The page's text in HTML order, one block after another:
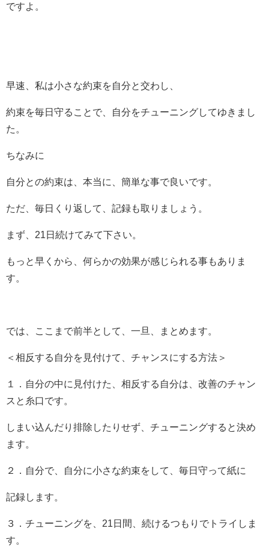
ですよ。
早速、私は小さな約束を自分と交わし、
約束を毎日守ることで、自分をチューニングしてゆきまし
た。
ちなみに
自分との約束は、本当に、簡単な事で良いです。
ただ、毎日くり返して、記録も取りましょう。
まず、21日続けてみて下さい。
もっと早くから、何らかの効果が感じられる事もありま
す。
では、ここまで前半として、一旦、まとめます。
＜相反する自分を見付けて、チャンスにする方法＞
１．自分の中に見付けた、相反する自分は、改善のチャン
スと糸口です。
しまい込んだり排除したりせず、チューニングすると決め
ます。
２．自分で、自分に小さな約束をして、毎日守って紙に
記録します。
３．チューニングを、21日間、続けるつもりでトライしま
す。